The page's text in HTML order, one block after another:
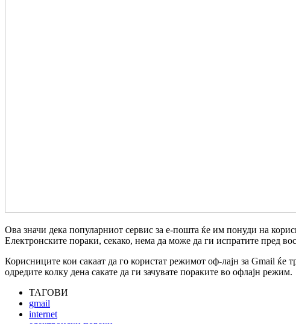
Ова значи дека популарниот сервис за е-пошта ќе им понуди на
Електронските пораки, секако, нема да може да ги испратите пред
Корисниците кои сакаат да го користат режимот оф-лајн за Gmail ќе
одредите колку дена сакате да ги зачувате пораките во офлајн режим.
ТАГОВИ
gmail
internet